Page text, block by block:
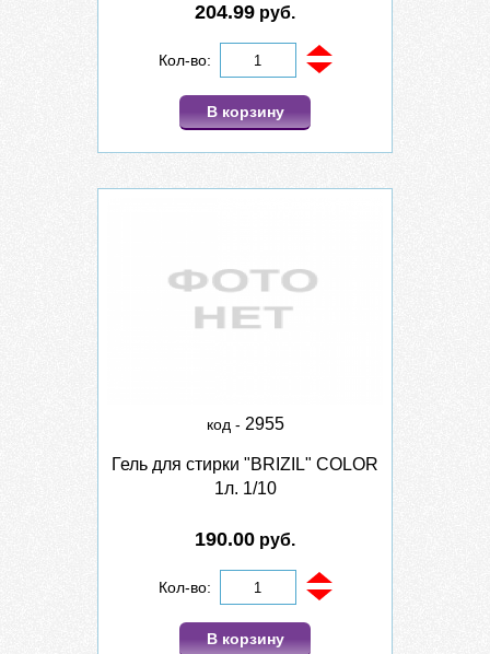
204.99 руб.
Кол-во:
В корзину
код - 2955
Гель для стирки "BRIZIL" COLOR
1л. 1/10
190.00 руб.
Кол-во:
В корзину